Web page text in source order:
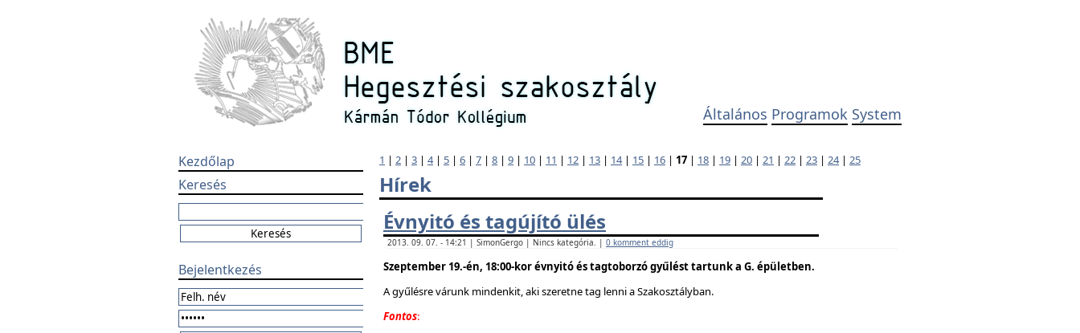
Általános Programok System
Kezdőlap
Keresés
Bejelentkezés
1 | 2 | 3 | 4| 5 | 6 | 7 | 8 | 9 | 10 | 11 | 12 | 13 | 14| 15 | 16 | 17 | 18 | 19 | 20 | 21 | 22 | 23 | 24| 25
Hírek
Évnyitó és tagújító ülés
2013. 09. 07. - 14:21 | SimonGergo | Nincs kategória. | 0 komment eddig
Szeptember 19.-én, 18:00-kor évnyitó és tagtoborzó gyűlést tartunk a G. épületben.
A gyűlésre várunk mindenkit, aki szeretne tag lenni a Szakosztályban.
Fontos: